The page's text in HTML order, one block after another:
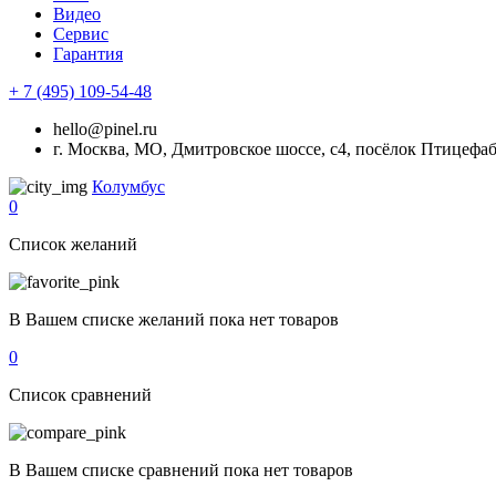
Видео
Сервис
Гарантия
+ 7 (495) 109-54-48
hello@pinel.ru
г. Москва, МО, Дмитровское шоссе, с4, посёлок
Колумбус
0
Список желаний
В Вашем списке желаний пока нет товаров
0
Список сравнений
В Вашем списке сравнений пока нет товаров